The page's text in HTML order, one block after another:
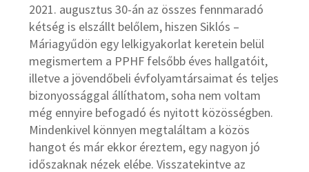
2021. augusztus 30-án az összes fennmaradó
kétség is elszállt belőlem, hiszen Siklós –
Máriagyűdön egy lelkigyakorlat keretein belül
megismertem a PPHF felsőbb éves hallgatóit,
illetve a jövendőbeli évfolyamtársaimat és teljes
bizonyossággal állíthatom, soha nem voltam
még ennyire befogadó és nyitott közösségben.
Mindenkivel könnyen megtaláltam a közös
hangot és már ekkor éreztem, egy nagyon jó
időszaknak nézek elébe. Visszatekintve az